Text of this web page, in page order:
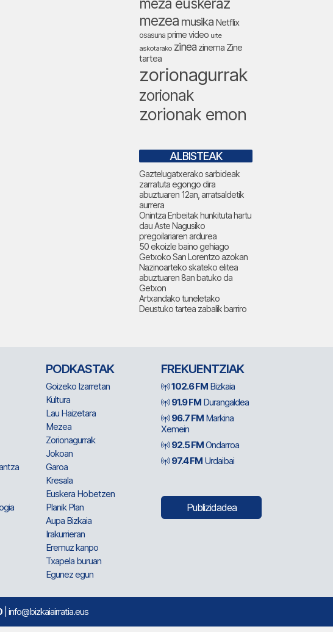
meza euskeraz
mezea musika Netflix
osasuna prime video urte
askotarako zinea zinema Zine
tartea
zorionagurrak
zorionak
zorionak emon
ALBISTEAK
Gaztelugatxerako sarbideak
zarratuta egongo dira
abuztuaren 12an, arratsaldetik
aurrera
Onintza Enbeitak hunkituta hartu
dau Aste Nagusiko
pregoilariaren ardurea
50 ekoizle baino gehiago
Getxoko San Lorentzo azokan
Nazinoarteko skateko elitea
abuztuaren 8an batuko da
Getxon
Artxandako tuneletako
Deustuko tartea zabalik barriro
PODKASTAK
Goizeko Izarretan
Kultura
Lau Haizetara
Mezea
Zorionagurrak
Jokoan
Garoa
Kresala
Euskera Hobetzen
Planik Plan
Aupa Bizkaia
Irakurrieran
Eremuz kanpo
Txapela buruan
Egunez egun
FREKUENTZIAK
102.6 FM Bizkaia
91.9 FM Durangaldea
96.7 FM Markina
Xemein
92.5 FMOndarroa
97.4 FM Urdaibai
Publizidadea
| info@bizkaiairratia.eus